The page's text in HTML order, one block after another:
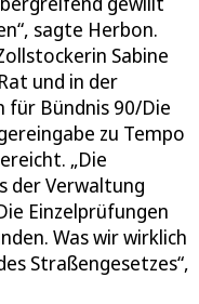
sagte Herbon.
Sabine
und in der
für Bündnis 90/Die
zu Tempo
„Die
der Verwaltung
Einzelprüfungen
Was wir wirklich
Straßengesetzes“,